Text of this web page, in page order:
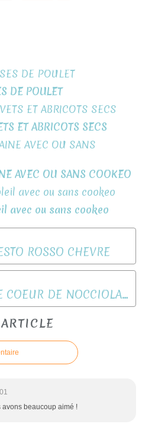
DE POULET
ET ABRICOTS SECS
AVEC OU SANS COOKEO
avec ou sans cookeo
ROSSO CHEVRE
MOELLEUX NOISETTE COEUR DE NOCCIOLATA
beaucoup aimé !